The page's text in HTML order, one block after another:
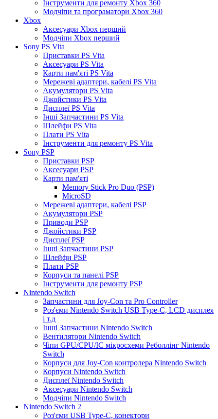
Інструменти для ремонту Xbox 360
Модчіпи та програматори Xbox 360
Xbox
Аксесуари Xbox перший
Модчіпи Xbox перший
Sony PS Vita
Приставки PS Vita
Аксесуари PS Vita
Карти пам'яті PS Vita
Мережеві адаптери, кабелі PS Vita
Акумулятори PS Vita
Джойстики PS Vita
Дисплеї PS Vita
Інші Запчастини PS Vita
Шлейфи PS Vita
Плати PS Vita
Інструменти для ремонту PS Vita
Sony PSP
Приставки PSP
Аксесуари PSP
Карти пам'яті
Memory Stick Pro Duo (PSP)
MicroSD
Мережеві адаптери, кабелі PSP
Акумулятори PSP
Приводи PSP
Джойстики PSP
Дисплеї PSP
Інші Запчастини PSP
Шлейфи PSP
Плати PSP
Корпуси та панелі PSP
Інструменти для ремонту PSP
Nintendo Switch
Запчастини для Joy-Con та Pro Controller
Роз'єми Nintendo Switch USB Type-C, LCD дисплея
і т.д
Інші Запчастини Nintendo Switch
Вентилятори Nintendo Switch
Чіпи GPU/CPU/IC мікросхеми Реболлінг Nintendo
Switch
Корпуси для Joy-Con контролера Nintendo Switch
Корпуси Nintendo Switch
Дисплеї Nintendo Switch
Аксесуари Nintendo Switch
Модчіпи Nintendo Switch
Nintendo Switch 2
Роз'єми USB Type-C, конектори